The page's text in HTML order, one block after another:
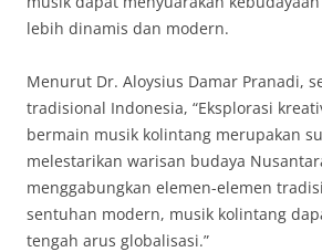
lebih dinamis dan modern.
Menurut Dr. Aloysius Damar Pranadi,
tradisional Indonesia, “Eksplorasi
bermain musik kolintang merupakan
melestarikan warisan budaya
menggabungkan elemen-elemen
sentuhan modern, musik kolintang
tengah arus globalisasi.”